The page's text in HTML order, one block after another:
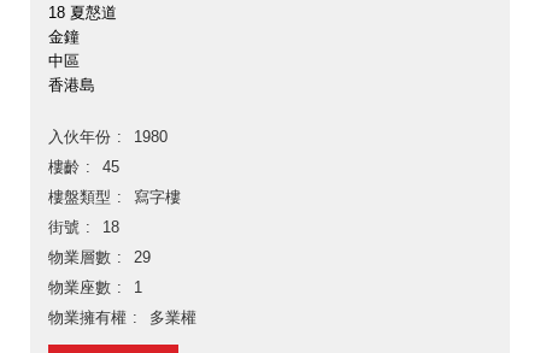
18 夏慤道
金鐘
中區
香港島
入伙年份
1980
樓齡
45
樓盤類型
寫字樓
街號
18
物業層數
29
物業座數
1
物業擁有權
多業權